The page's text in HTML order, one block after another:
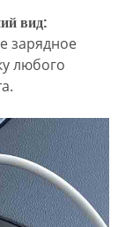
вид:
зарядное
любого